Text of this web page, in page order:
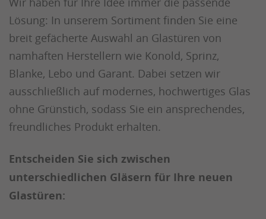
Lösung: In unserem Sortiment finden Sie eine
breit gefächerte Auswahl an Glastüren von
namhaften Herstellern wie Konold, Sprinz,
Blanke, Lebo und Garant. Dabei setzen wir
ausschließlich auf modernes, hochwertiges Glas
ohne Grünstich, sodass Sie ein ansprechendes,
freundliches Produkt erhalten.
Entscheiden Sie sich zwischen
unterschiedlichen Gläsern für Ihre neuen
Glastüren: